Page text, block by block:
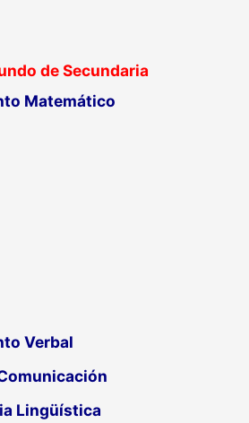
de Secundaria
Matemático
Verbal
Lingüística